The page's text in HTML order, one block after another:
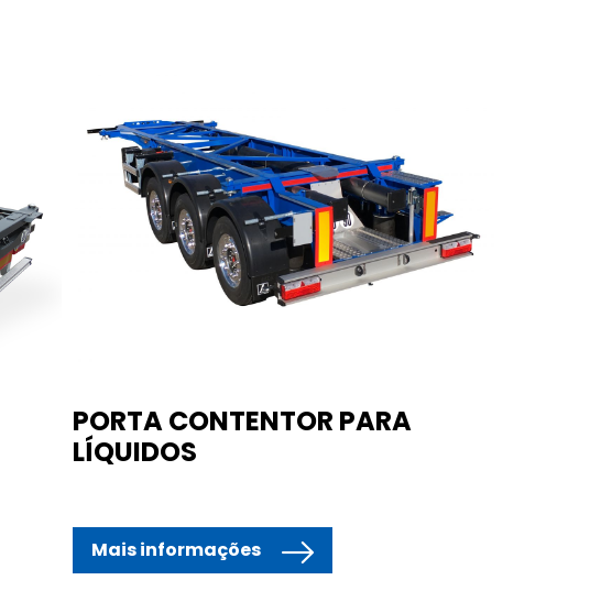
PORTA CONTENTOR PARA
LÍQUIDOS
Mais informações